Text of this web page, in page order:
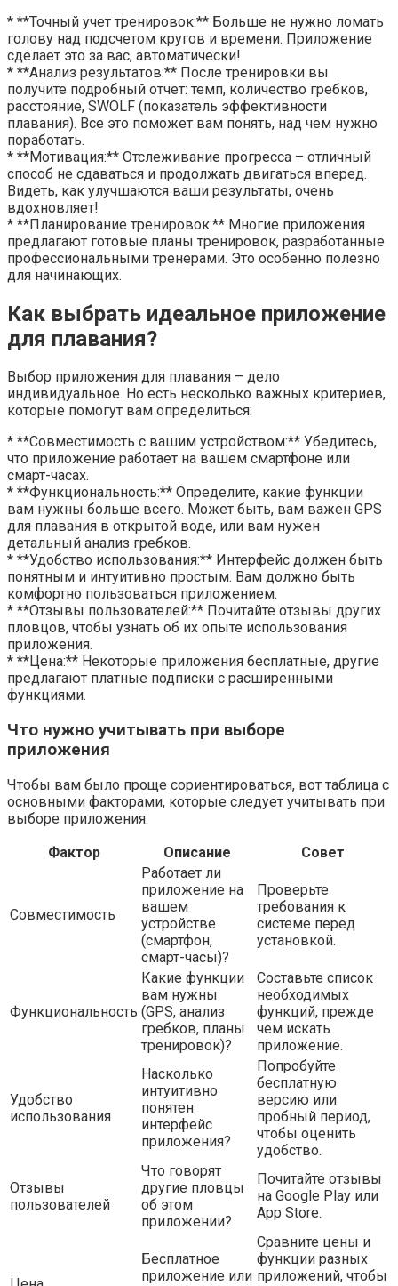
* **Точный учет тренировок:** Больше не нужно ломать
голову над подсчетом кругов и времени. Приложение
сделает это за вас, автоматически!
* **Анализ результатов:** После тренировки вы
получите подробный отчет: темп, количество гребков,
расстояние, SWOLF (показатель эффективности
плавания). Все это поможет вам понять, над чем нужно
поработать.
* **Мотивация:** Отслеживание прогресса – отличный
способ не сдаваться и продолжать двигаться вперед.
Видеть, как улучшаются ваши результаты, очень
вдохновляет!
* **Планирование тренировок:** Многие приложения
предлагают готовые планы тренировок, разработанные
профессиональными тренерами. Это особенно полезно
для начинающих.
Как выбрать идеальное приложение
для плавания?
Выбор приложения для плавания – дело
индивидуальное. Но есть несколько важных критериев,
которые помогут вам определиться:
* **Совместимость с вашим устройством:** Убедитесь,
что приложение работает на вашем смартфоне или
смарт-часах.
* **Функциональность:** Определите, какие функции
вам нужны больше всего. Может быть, вам важен GPS
для плавания в открытой воде, или вам нужен
детальный анализ гребков.
* **Удобство использования:** Интерфейс должен быть
понятным и интуитивно простым. Вам должно быть
комфортно пользоваться приложением.
* **Отзывы пользователей:** Почитайте отзывы других
пловцов, чтобы узнать об их опыте использования
приложения.
* **Цена:** Некоторые приложения бесплатные, другие
предлагают платные подписки с расширенными
функциями.
Что нужно учитывать при выборе
приложения
Чтобы вам было проще сориентироваться, вот таблица с
основными факторами, которые следует учитывать при
выборе приложения:
Фактор
Описание Совет
Совместимость
Работает ли
приложение на
вашем
устройстве
(смартфон,
смарт-часы)?
Проверьте
требования к
системе перед
установкой.
Функциональность
Какие функции
вам нужны
(GPS, анализ
гребков, планы
тренировок)?
Составьте список
необходимых
функций, прежде
чем искать
приложение.
Удобство
использования
Насколько
интуитивно
понятен
интерфейс
приложения?
Попробуйте
бесплатную
версию или
пробный период,
чтобы оценить
удобство.
Отзывы
пользователей
Что говорят
другие пловцы
об этом
приложении?
Почитайте отзывы
на Google Play или
App Store.
Бесплатное
приложение или
Сравните цены и
функции разных
приложений, чтобы